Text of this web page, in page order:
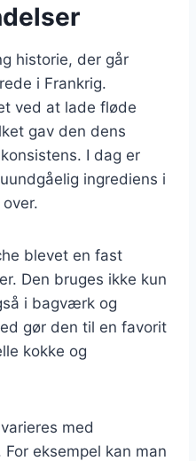
historie, der går
i Frankrig.
ved at lade fløde
gav den dens
I dag er
ingrediens i
blevet en fast
Den bruges ikke kun
i bagværk og
gør den til en favorit
kokke og
med
eksempel kan man